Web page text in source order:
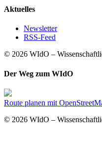
Aktuelles
Newsletter
RSS-Feed
© 2026 WIdO –
Der Weg zum WIdO
Route planen mit
© 2026 WIdO –